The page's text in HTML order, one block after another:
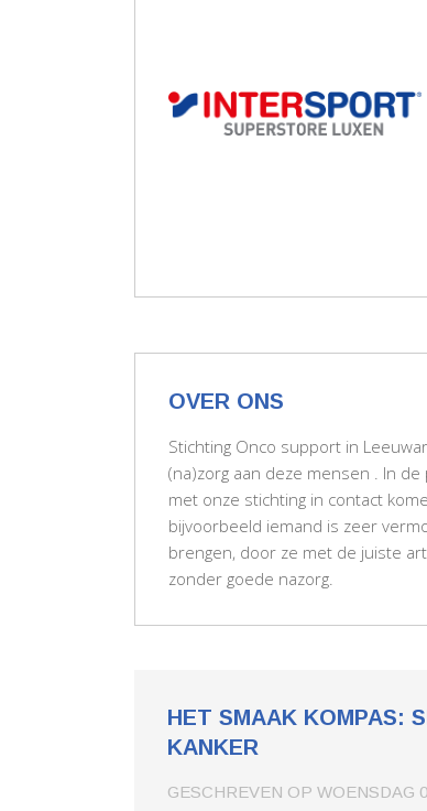
OVER ONS
Stichting Onco support in
(na)zorg aan deze mensen . In
met onze stichting in contact
bijvoorbeeld iemand is zeer
brengen, door ze met de juiste
zonder goede nazorg.
HET SMAAK KOMPAS:
KANKER
GESCHREVEN OP WOENSDAG